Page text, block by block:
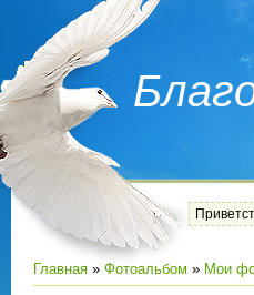
Главная » Фотоальбом » Мои